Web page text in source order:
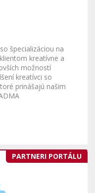
špecializáciou na
kreatívne a
možností
kreatívci so
prinášajú našim
PARTNERI PORTÁLU